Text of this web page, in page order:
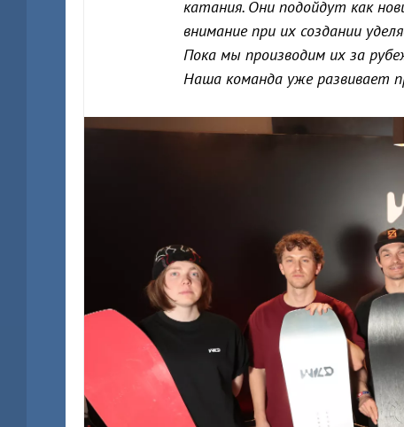
катания. Они подойдут как
внимание при их создании
Пока мы производим их за
Наша команда уже развивает